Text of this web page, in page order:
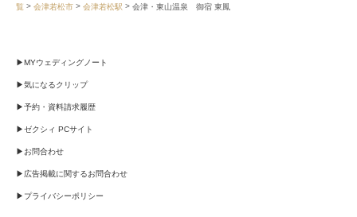
覧
会津若松市 会津若松駅 会津・東山温泉 御宿 東鳳
MYウェディングノート
気になるクリップ
予約・資料請求履歴
ゼクシィ PCサイト
お問合わせ
広告掲載に関するお問合わせ
プライバシーポリシー